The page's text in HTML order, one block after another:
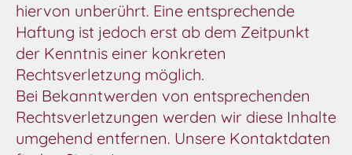
hiervon unberührt. Eine entsprechende
Haftung ist jedoch erst ab dem Zeitpunkt
der Kenntnis einer konkreten
Rechtsverletzung möglich.
Bei Bekanntwerden von entsprechenden
Rechtsverletzungen werden wir diese Inhalte
umgehend entfernen. Unsere Kontaktdaten